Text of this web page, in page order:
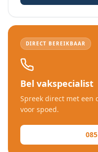
DIRECT BEREIKBAAR
Bel vakspecialist
Spreek direct met een
voor spoed.